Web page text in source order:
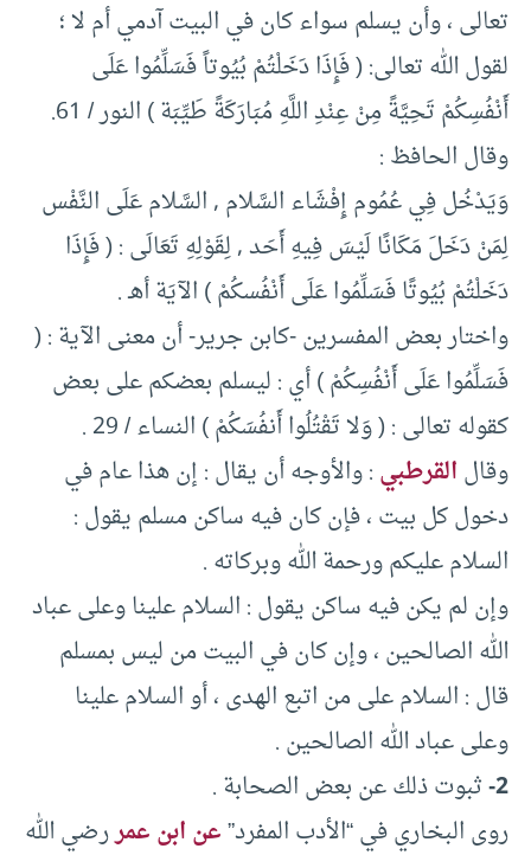
تعالى ، وأن يسلم سواء كان في البيت آدمي أم لا ؛
لقول الله تعالى: ( فَإِذَا دَخَلْتُمْ بُيُوتاً فَسَلِّمُوا عَلَى
أَنْفُسِكُمْ تَحِيَّةً مِنْ عِنْدِ اللَّهِ مُبَارَكَةً طَيِّبَة ) النور / 61.
وقال الحافظ :
وَيَدْخُل فِي عُمُوم إِفْشَاء السَّلام , السَّلام عَلَى النَّفْس
لِمَنْ دَخَلَ مَكَانًا لَيْسَ فِيهِ أَحَد , لِقَوْلِهِ تَعَالَى : ( فَإِذَا
دَخَلْتُمْ بُيُوتًا فَسَلِّمُوا عَلَى أَنْفُسكُمْ ) الآيَة أهـ .
واختار بعض المفسرين -كابن جرير- أن معنى الآية : (
فَسَلِّمُوا عَلَى أَنْفُسِكُمْ ) أي : ليسلم بعضكم على بعض
كقوله تعالى : ( وَلا تَقْتُلُوا أَنفُسَكُمْ ) النساء / 29 .
وقالالقرطبي: والأوجه أن يقال : إن هذا عام في
دخول كل بيت ، فإن كان فيه ساكن مسلم يقول :
السلام عليكم ورحمة الله وبركاته .
وإن لم يكن فيه ساكن يقول : السلام علينا وعلى عباد
الله الصالحين ، وإن كان في البيت من ليس بمسلم
قال : السلام على من اتبع الهدى ، أو السلام علينا
وعلى عباد الله الصالحين .
2- ثبوت ذلك عن بعض الصحابة .
روى البخاري في “الأدب المفرد”عن ابن عمررضي الله